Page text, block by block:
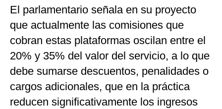
El parlamentario señala en su proyecto
que actualmente las comisiones que
cobran estas plataformas oscilan entre el
20% y 35% del valor del servicio, a lo que
debe sumarse descuentos, penalidades o
cargos adicionales, que en la práctica
reducen significativamente los ingresos